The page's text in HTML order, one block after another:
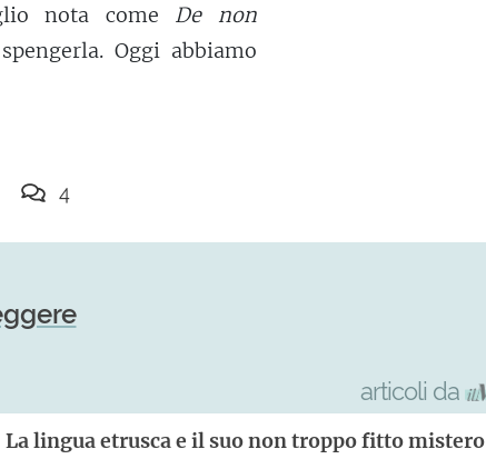
nota come De non
Oggi abbiamo
4
articoli da
La lingua etrusca e il suo non troppo fitto mistero